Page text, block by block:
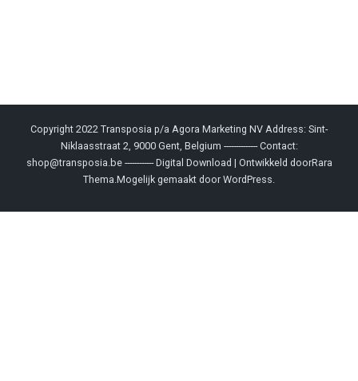
Copyright 2022 Transposia p/a Agora Marketing NV Address: Sint-
Niklaasstraat 2, 9000 Gent, Belgium -------------- Contact:
shop@transposia.be ------------Digital Download | Ontwikkeld doorRara
Thema.Mogelijk gemaakt door WordPress.